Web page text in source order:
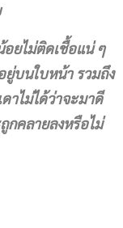
ยไม่ติดเชื้อแน่ ๆ
ยู่บนใบหน้า รวมถึง
าไม่ได้ว่าจะมาดี
กคลายลงหรือไม่